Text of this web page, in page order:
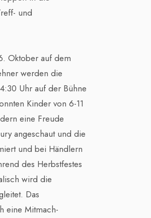
und
Oktober auf dem
werden die
Uhr auf der Bühne
Kinder von 6-11
eine Freude
angeschaut und die
und bei Händlern
des Herbstfestes
wird die
Das
eine Mitmach-